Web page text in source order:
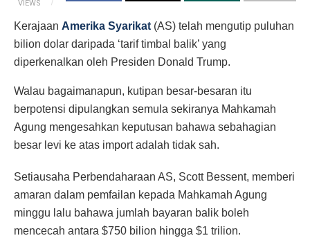
VIEWS
Kerajaan Amerika Syarikat (AS) telah mengutip puluhan
bilion dolar daripada ‘tarif timbal balik’ yang
diperkenalkan oleh Presiden Donald Trump.
Walau bagaimanapun, kutipan besar-besaran itu
berpotensi dipulangkan semula sekiranya Mahkamah
Agung mengesahkan keputusan bahawa sebahagian
besar levi ke atas import adalah tidak sah.
Setiausaha Perbendaharaan AS, Scott Bessent, memberi
amaran dalam pemfailan kepada Mahkamah Agung
minggu lalu bahawa jumlah bayaran balik boleh
mencecah antara $750 bilion hingga $1 trilion.